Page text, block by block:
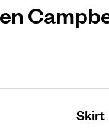
Skirt